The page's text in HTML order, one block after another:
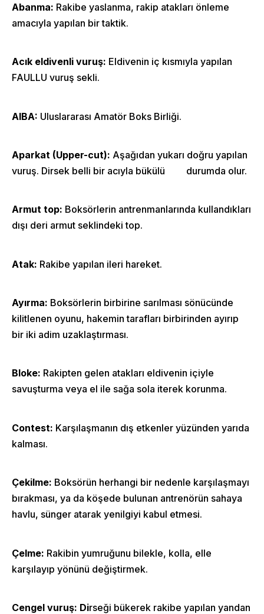
Abanma: Rakibe yaslanma, rakip atakları önleme
amacıyla yapılan bir taktik.
Acık eldivenli vuruş: Eldivenin iç kısmıyla yapılan
FAULLU vuruş sekli.
AIBA: Uluslararası Amatör Boks Birliği.
Aparkat (Upper-cut): Aşağıdan yukarı doğru yapılan
vuruş. Dirsek belli bir acıyla bükülü durumda olur.
Armut top: Boksörlerin antrenmanlarında kullandıkları
dışı deri armut seklindeki top.
Atak: Rakibe yapılan ileri hareket.
Ayırma: Boksörlerin birbirine sarılması sönücünde
kilitlenen oyunu, hakemin tarafları birbirinden ayırıp
bir iki adim uzaklaştırması.
Bloke: Rakipten gelen atakları eldivenin içiyle
savuşturma veya el ile sağa sola iterek korunma.
Contest: Karşılaşmanın dış etkenler yüzünden yarıda
kalması.
Çekilme: Boksörün herhangi bir nedenle karşılaşmayı
bırakması, ya da köşede bulunan antrenörün sahaya
havlu, sünger atarak yenilgiyi kabul etmesi.
Çelme: Rakibin yumruğunu bilekle, kolla, elle
karşılayıp yönünü değiştirmek.
Cengel vuruş: Dirseği bükerek rakibe yapılan yandan